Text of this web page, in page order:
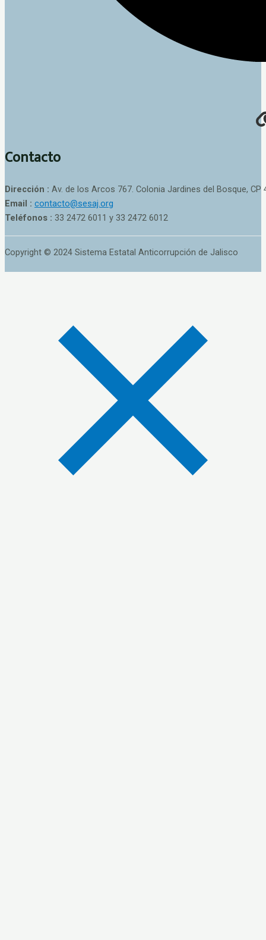
Contacto
Dirección : Av. de los Arcos 767. Colonia Jardines del Bosque, CP
Email : contacto@sesaj.org
Teléfonos : 33 2472 6011 y 33 2472 6012
Copyright © 2024 Sistema Estatal Anticorrupción de Jalisco